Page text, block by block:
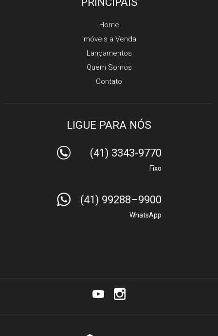
Home
Imóveis a Venda
Lançamentos
Quem Somos
Contato
LIGUE PARA NÓS
(41) 3343-9770
Fixo
(41) 99288–9900
WhatsApp